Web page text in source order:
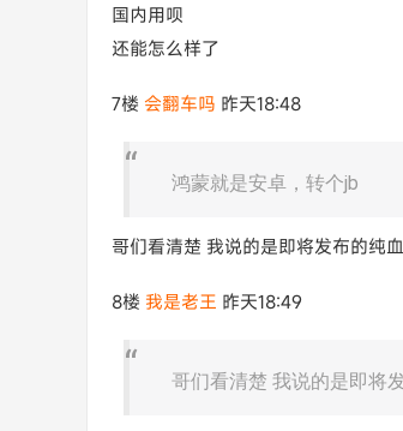
国内用呗
还能怎么样了
7楼 会翻车吗 昨天18:48
鸿蒙就是安卓，转个jb
哥们看清楚 我说的是即将发布的纯
8楼 我是老王 昨天18:49
哥们看清楚 我说的是即将